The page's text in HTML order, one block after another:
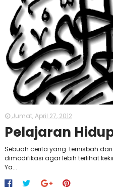
Jumat, April 27, 2012
Pelajaran
Sebuah cerita yang ternisbah
dimodifikasi agar lebih terlihat
Ya...